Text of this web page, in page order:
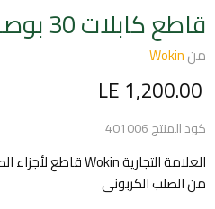
قاطع كابلات 30 بوصة
منWokin
السعر الحالي
LE 1,200.00
كود المنتج401006
من الصلب الكربونى